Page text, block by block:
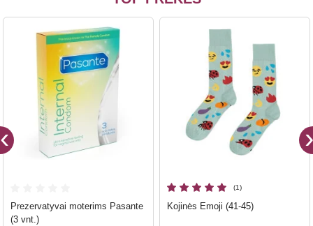
Prezervatyvai moterims Pasante
(3 vnt.)
(1)
Kojinės Emoji (41-45)